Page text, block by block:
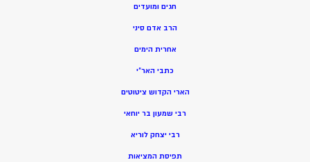
חגים ומועדים
הרב אדם סיני
אחרית הימים
כתבי האר”י
הארי הקדוש ציטוטים
רבי שמעון בר יוחאי
רבי יצחק לוריא
תפיסת המציאות